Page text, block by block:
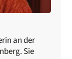
an der
Sie